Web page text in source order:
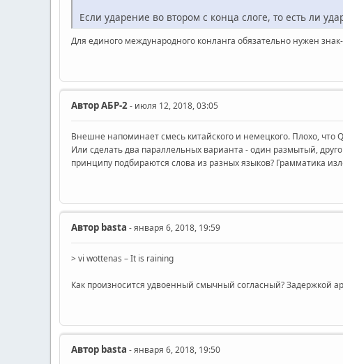
Если ударение во втором с конца слоге, то есть ли
Для единого международного конланга обязательно нужен
АвторАБР-2- июля 12, 2018, 03:05
Внешне напоминает смесь китайского и немецкого. Плохо, что
Или сделать два параллельных варианта - один размытый,
принципу подбираются слова из разных языков? Грамматика
Автор basta - января 6, 2018, 19:59
> vi wottenas – It is raining
Как произносится удвоенный смычный согласный? Задержкой
Автор basta - января 6, 2018, 19:50